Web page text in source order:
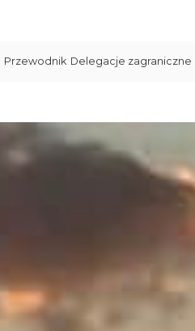
Przewodnik Delegacje zagraniczne